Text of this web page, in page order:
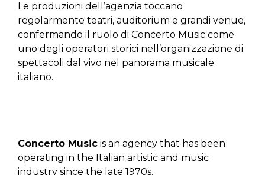
Le produzioni dell’agenzia toccano
regolarmente teatri, auditorium e grandi venue,
confermando il ruolo di Concerto Music come
uno degli operatori storici nell’organizzazione di
spettacoli dal vivo nel panorama musicale
italiano.
Concerto Music is an agency that has been
operating in the Italian artistic and music
industry since the late 1970s.